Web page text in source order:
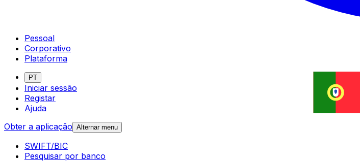
Pessoal
Corporativo
Plataforma
PT
Iniciar sessão
Registar
Ajuda
Obter a aplicação Alternar menu
SWIFT/BIC
Pesquisar por banco